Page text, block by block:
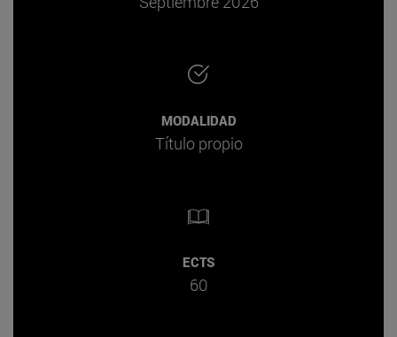
MODALIDAD
Título propio
ECTS
60